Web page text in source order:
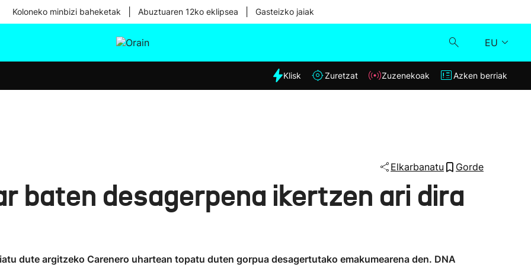
Koloneko minbizi baheketak Abuztuaren 12ko eklipsea Gasteizko jaiak
EU
Eguraldia
Klisk
Azken berriak
Klisk Zuretzat Zuzenekoak Azken berriak
Elkarbanatu Gorde
baten desagerpena ikertzen ari dira
dute argitzeko Carenero uhartean topatu duten gorpua desagertutako emakumearena den. DNA